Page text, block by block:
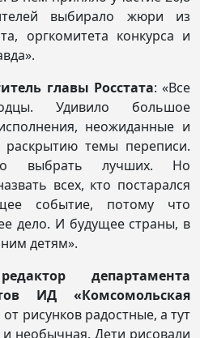
выбирало жюри из
оргкомитета конкурса и
главы Росстата: «Все
Удивило большое
неожиданные и
темы переписи.
выбрать лучших. Но
всех, кто постарался
событие, потому что
дело. И будущее страны, в
детям».
департамента
ИД «Комсомольская
рисунков радостные, а тут
необычная. Дети рисовали